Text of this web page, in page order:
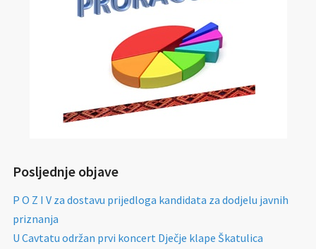
Posljednje objave
P O Z I V za dostavu prijedloga kandidata za dodjelu javnih
priznanja
U Cavtatu održan prvi koncert Dječje klape Škatulica